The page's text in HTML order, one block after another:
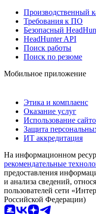
Производственный
Требования к ПО
Безопасный
HeadHunter API
Поиск работы
Поиск по резюме
Мобильное приложение
Этика и комплаенс
Оказание услуг
Использование
Защита
ИТ аккредитация
На информационном
рекомендательные
предоставления
и анализа сведений,
пользователей сети
Российской Федерации)